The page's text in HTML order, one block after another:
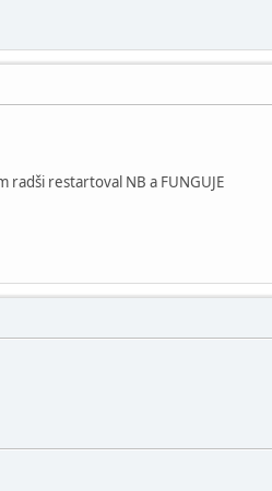
radši restartoval NB a FUNGUJE